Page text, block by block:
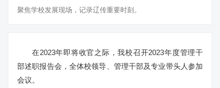
聚焦学校发展现场，记录辽传重要时刻。
在2023年即将收官之际，我校召开2023年度管理干
部述职报告会，全体校领导、管理干部及专业带头人参加
会议。